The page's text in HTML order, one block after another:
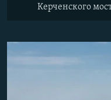
Керченского